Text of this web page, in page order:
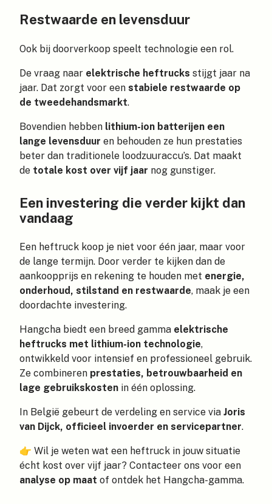
Restwaarde en levensduur
Ook bij doorverkoop speelt technologie een rol.
De vraag naar elektrische heftrucks stijgt jaar na
jaar. Dat zorgt voor een stabiele restwaarde op
de tweedehandsmarkt.
Bovendien hebben lithium-ion batterijen een
lange levensduur en behouden ze hun prestaties
beter dan traditionele loodzuuraccu’s. Dat maakt
de totale kost over vijf jaar nog gunstiger.
Een investering die verder kijkt dan
vandaag
Een heftruck koop je niet voor één jaar, maar voor
de lange termijn. Door verder te kijken dan de
aankoopprijs en rekening te houden met energie,
onderhoud, stilstand en restwaarde, maak je een
doordachte investering.
Hangcha biedt een breed gamma elektrische
heftrucks met lithium-ion technologie,
ontwikkeld voor intensief en professioneel gebruik.
Ze combineren prestaties, betrouwbaarheid en
lage gebruikskosten in één oplossing.
In België gebeurt de verdeling en service via Joris
van Dijck, officieel invoerder en servicepartner.
👉 Wil je weten wat een heftruck in jouw situatie
écht kost over vijf jaar? Contacteer ons voor een
analyse op maat of ontdek het Hangcha-gamma.